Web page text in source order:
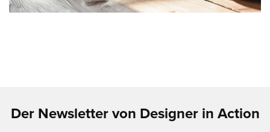
Der Newsletter von Designer in Action